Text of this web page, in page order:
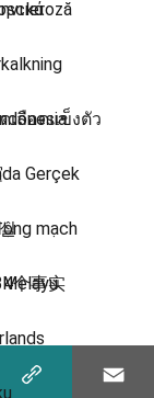
เลือดแข็งตัว
Gerçek
mạch
个事实